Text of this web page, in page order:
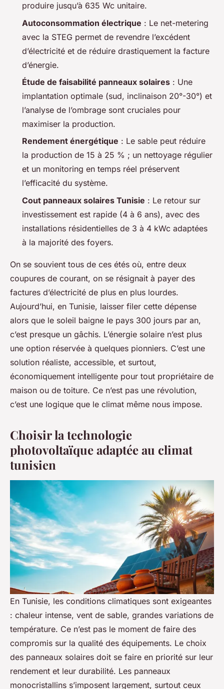
produire jusqu’à 635 Wc unitaire.
Autoconsommation électrique : Le net-metering
avec la STEG permet de revendre l’excédent
d’électricité et de réduire drastiquement la facture
d’énergie.
Étude de faisabilité panneaux solaires : Une
implantation optimale (sud, inclinaison 20°-30°) et
l’analyse de l’ombrage sont cruciales pour
maximiser la production.
Rendement énergétique : Le sable peut réduire
la production de 15 à 25 % ; un nettoyage régulier
et un monitoring en temps réel préservent
l’efficacité du système.
Cout panneaux solaires Tunisie : Le retour sur
investissement est rapide (4 à 6 ans), avec des
installations résidentielles de 3 à 4 kWc adaptées
à la majorité des foyers.
On se souvient tous de ces étés où, entre deux
coupures de courant, on se résignait à payer des
factures d’électricité de plus en plus lourdes.
Aujourd’hui, en Tunisie, laisser filer cette dépense
alors que le soleil baigne le pays 300 jours par an,
c’est presque un gâchis. L’énergie solaire n’est plus
une option réservée à quelques pionniers. C’est une
solution réaliste, accessible, et surtout,
économiquement intelligente pour tout propriétaire de
maison ou de toiture. Ce n’est pas une révolution,
c’est une logique que le climat même nous impose.
Choisir la technologie
photovoltaïque adaptée au climat
tunisien
En Tunisie, les conditions climatiques sont exigeantes
: chaleur intense, vent de sable, grandes variations de
température. Ce n’est pas le moment de faire des
compromis sur la qualité des équipements. Le choix
des panneaux solaires doit se faire en priorité sur leur
rendement et leur durabilité. Les panneaux
monocristallins s’imposent largement, surtout ceux